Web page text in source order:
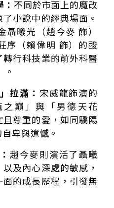
不同於市面上的魔改
小說中的經典場面。
曦光（趙今麥 飾）
序（賴偉明 飾）的酸
行科技業的前外科醫
拉滿： 宋威龍飾演的
巔」與「男德天花
尊重的愛，如同驕陽
卑與遺憾。
趙今麥則演活了聶曦
及內心深處的敏感，
的成長歷程，引發無